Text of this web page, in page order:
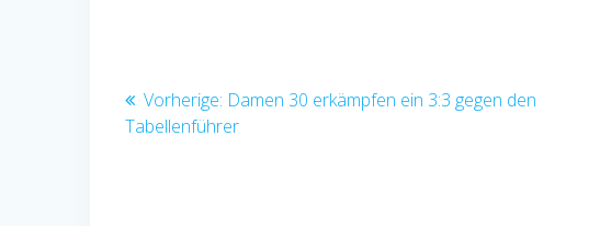
Beitragsnavigation
Vorherige: Vorheriger
Beitrag:
Damen 30 erkämpfen ein 3:3 gegen den
Tabellenführer